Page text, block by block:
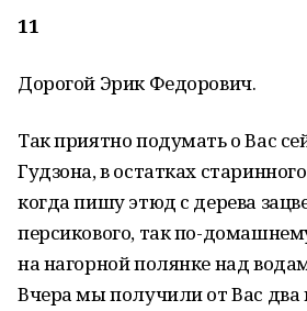
11
Дорогой Эрик Федорович.
Так приятно подумать о Вас
Гудзона, в остатках
когда пишу этюд с дерева
персикового, так по-
на нагорной полянке над
Вчера мы получили от Вас два